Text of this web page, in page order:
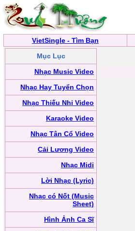
VietSingle - Tìm Bạn
Mục Lục
Nhạc Music Video
Nhạc Hay Tuyển Chọn
Nhạc Thiếu Nhi Video
Karaoke Video
Nhạc Tân Cổ Video
Cải Lương Video
Nhạc Midi
Lời Nhạc (Lyric)
Nhạc có Nốt (Music
Sheet)
Hình Ảnh Ca Sĩ